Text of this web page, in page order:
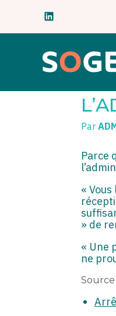
Aller
Par
Parce
«
» de
« Une
ne
Source